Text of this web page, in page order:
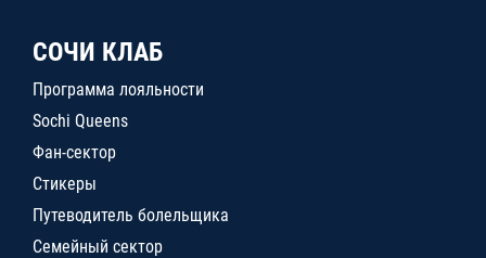
СОЧИ КЛАБ
Программа лояльности
Sochi Queens
Фан-сектор
Стикеры
Путеводитель болельщика
Семейный сектор